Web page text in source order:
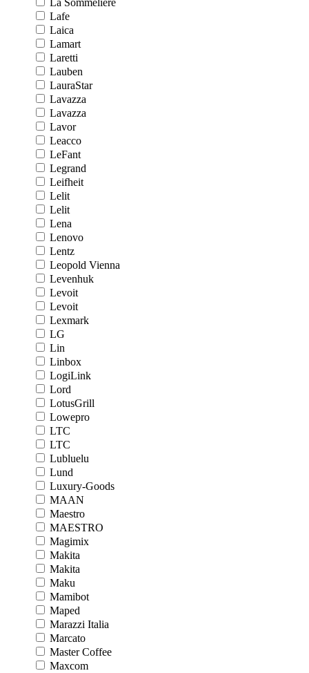
La Sommeliere
Lafe
Laica
Lamart
Laretti
Lauben
LauraStar
Lavazza
Lavazza
Lavor
Leacco
LeFant
Legrand
Leifheit
Lelit
Lelit
Lena
Lenovo
Lentz
Leopold Vienna
Levenhuk
Levoit
Levoit
Lexmark
LG
Lin
Linbox
LogiLink
Lord
LotusGrill
Lowepro
LTC
LTC
Lubluelu
Lund
Luxury-Goods
MAAN
Maestro
MAESTRO
Magimix
Makita
Makita
Maku
Mamibot
Maped
Marazzi Italia
Marcato
Master Coffee
Maxcom